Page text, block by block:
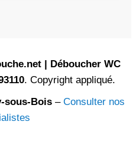
| Déboucher WC
. Copyright appliqué.
sous-Bois– Consulter nos